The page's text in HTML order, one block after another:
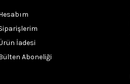
İadesi
Aboneliği